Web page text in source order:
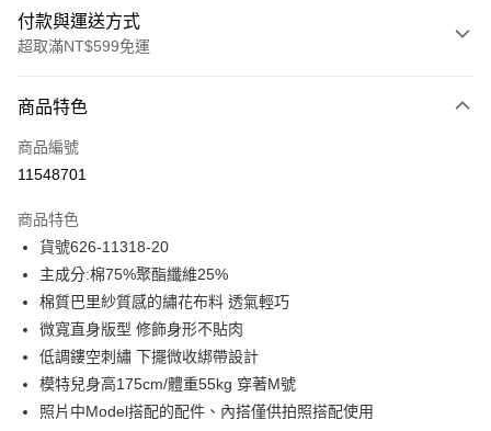
付款與運送方式
超取滿NT$599免運
信用卡一次付款
信用卡分期付款
合作金庫商業銀行
華南商業銀行
上海商業儲蓄銀行
國泰世華商業銀行
兆豐國際商業銀行
臺灣中小企業銀行
匯豐（台灣）商業銀行
聯邦商業銀行
元大商業銀行
永豐商業銀行
玉山商業銀行
星展（台灣）商業銀行
超商取貨付款
LINE Pay
Apple Pay
街口支付
商品特色
商品編號
11548701
商品特色
貨號626-11318-20
主成分:棉75%聚酯纖維25%
棉質巴里紗質感的繡花布料 透氣輕巧
微寬直身版型 修飾身形不貼肉
低調鏤空刺繡 下擺微收綁帶設計
模特兒身高175cm/體重55kg 穿著M號
照片中Model搭配的配件、內搭僅供拍照搭配使用